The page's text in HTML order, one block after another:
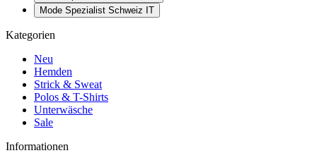
Mode Spezialist Schweiz IT
Kategorien
Neu
Hemden
Strick & Sweat
Polos & T-Shirts
Unterwäsche
Sale
Informationen